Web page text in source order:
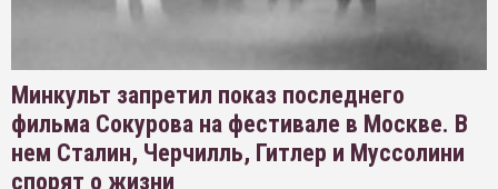
Минкульт запретил показ последнего
фильма Сокурова на фестивале в Москве. В
нем Сталин, Черчилль, Гитлер и Муссолини
спорят о жизни